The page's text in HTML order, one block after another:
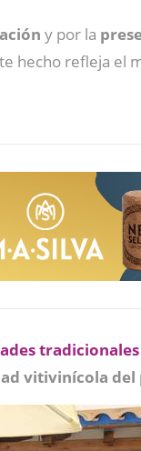
y por la
hecho refleja el
vitivinícola del